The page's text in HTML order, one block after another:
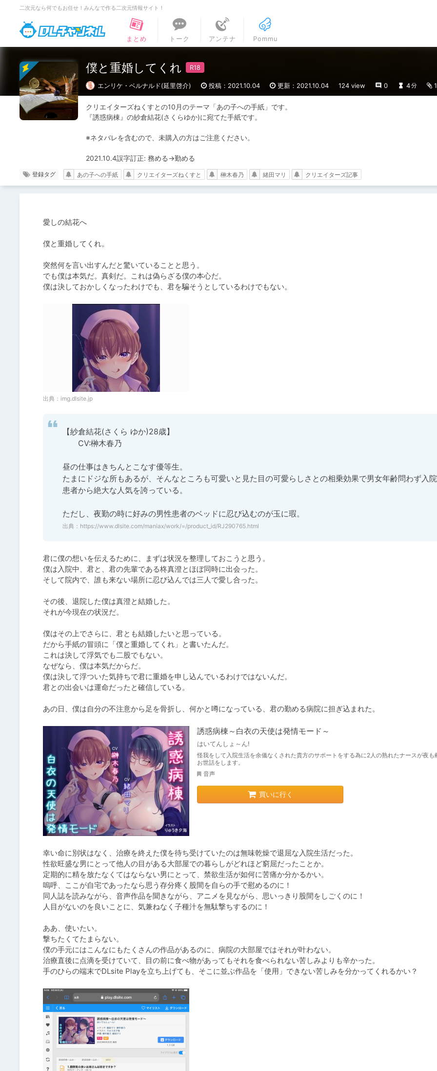
二次元なら何でもお任せ！みんなで作る二次元情報サイト！
DLチャンネル
まとめ
トーク アンテナ Pommu
僕と重婚してくれ
エンリケ・ベルナルド(延里啓介) 投稿：2021.10.04 更新：2021.10.04 124 view 0 4分 1
クリエイターズねくすとの10月のテーマ「あの子への手紙」です。
『誘惑病棟』の紗倉結花(さくらゆか)に宛てた手紙です。
※ネタバレを含むので、未購入の方はご注意ください。
2021.10.4誤字訂正: 務める→勤める
登録タグ あの子への手紙 クリエイターズねくすと 榊木春乃 緒田マリ クリエイターズ記事
愛しの結花へ
僕と重婚してくれ。
突然何を言い出すんだと驚いていることと思う。
でも僕は本気だ。真剣だ。これは偽らざる僕の本心だ。
僕は決しておかしくなったわけでも、君を騙そうとしているわけでもない。
出典： img.dlsite.jp
【紗倉結花(さくら ゆか)28歳】
CV:榊木春乃
昼の仕事はきちんとこなす優等生。
たまにドジな所もあるが、そんなところも可愛いと見た目の可愛らしさとの相乗効果で男女年齢問わず入院
患者から絶大な人気を誇っている。
ただし、夜勤の時に好みの男性患者のベッドに忍び込むのが玉に瑕。
出典： https://www.dlsite.com/maniax/work/=/product_id/RJ290765.html
君に僕の想いを伝えるために、まずは状況を整理しておこうと思う。
僕は入院中、君と、君の先輩である柊真澄とほぼ同時に出会った。
そして院内で、誰も来ない場所に忍び込んでは三人で愛し合った。
その後、退院した僕は真澄と結婚した。
それが今現在の状況だ。
僕はその上でさらに、君とも結婚したいと思っている。
だから手紙の冒頭に「僕と重婚してくれ」と書いたんだ。
これは決して浮気でも二股でもない。
なぜなら、僕は本気だからだ。
僕は決して浮ついた気持ちで君に重婚を申し込んでいるわけではないんだ。
君との出会いは運命だったと確信している。
あの日、僕は自分の不注意から足を骨折し、何かと噂になっている、君の勤める病院に担ぎ込まれた。
誘惑病棟～白衣の天使は発情モード～
はいてんしょ～ん!
怪我をして入院生活を余儀なくされた貴方のサポートをする為に2人の熟れたナースが夜も
お世話をします。
音声
買いに行く
幸い命に別状はなく、治療を終えた僕を待ち受けていたのは無味乾燥で退屈な入院生活だった。
性欲旺盛な男にとって他人の目がある大部屋での暮らしがどれほど窮屈だったことか。
定期的に精を放たなくてはならない男にとって、禁欲生活が如何に苦痛か分かるかい。
嗚呼、ここが自宅であったなら思う存分疼く股間を自らの手で慰めるのに！
同人誌を読みながら、音声作品を聞きながら、アニメを見ながら、思いっきり股間をしごくのに！
人目がないのを良いことに、気兼ねなく子種汁を無駄撃ちするのに！
ああ、使いたい。
撃ちたくてたまらない。
僕の手元にはこんなにもたくさんの作品があるのに、病院の大部屋ではそれが叶わない。
治療直後に点滴を受けていて、目の前に食べ物があってもそれを食べられない苦しみよりも辛かった。
手のひらの端末でDLsite Playを立ち上げても、そこに並ぶ作品を「使用」できない苦しみを分かってくれるかい？